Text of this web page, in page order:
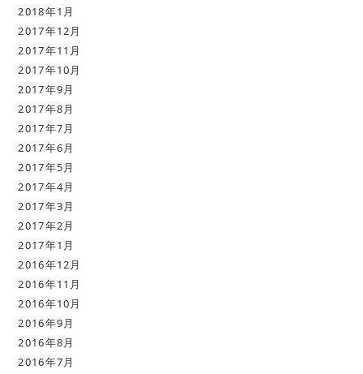
2018年1月
2017年12月
2017年11月
2017年10月
2017年9月
2017年8月
2017年7月
2017年6月
2017年5月
2017年4月
2017年3月
2017年2月
2017年1月
2016年12月
2016年11月
2016年10月
2016年9月
2016年8月
2016年7月